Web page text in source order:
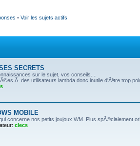
• Voir les sujets actifs
SECRETS
sur le sujet, vos conseils....
Ã des utilisateurs lambda donc inutile d'Ãªtre trop
MOBILE
concerne nos petits joujoux WM. Plus spÃ©cialement
clecs